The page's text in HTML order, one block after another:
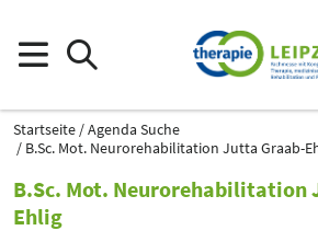
Startseite
Agenda Suche
B.Sc. Mot. Neurorehabilitation Jutta Graab-
B.Sc. Mot. Neurorehabilitation
Ehlig